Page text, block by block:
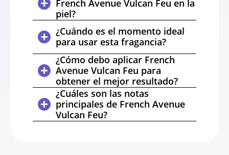
French Avenue Vulcan Feu en la
piel?
¿Cuándo es el momento ideal
para usar esta fragancia?
¿Cómo debo aplicar French
Avenue Vulcan Feu para
obtener el mejor resultado?
¿Cuáles son las notas
principales de French Avenue
Vulcan Feu?